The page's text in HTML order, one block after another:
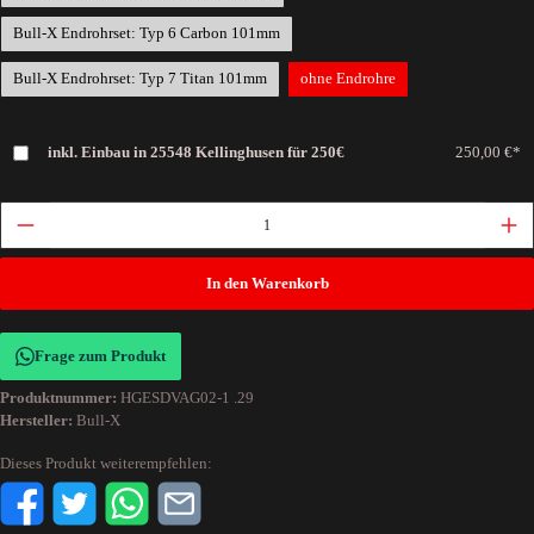
Bull-X Endrohrset: Typ 6 Carbon 101mm
Bull-X Endrohrset: Typ 7 Titan 101mm ohne Endrohre
inkl. Einbau in 25548 Kellinghusen für 250€ 250,00 €*
In den Warenkorb
Frage zum Produkt
Produktnummer: HGESDVAG02-1 .29
Hersteller: Bull-X
Dieses Produkt weiterempfehlen: